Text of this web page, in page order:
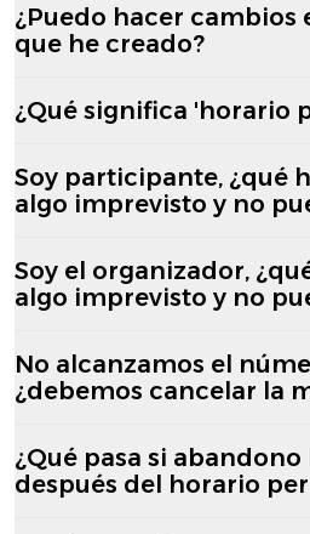
¿Puedo hacer cambios
que he creado?
¿Qué significa 'horario
Soy participante, ¿qué
algo imprevisto y no
Soy el organizador,
algo imprevisto y no
No alcanzamos el
¿debemos cancelar la
¿Qué pasa si abandono
después del horario